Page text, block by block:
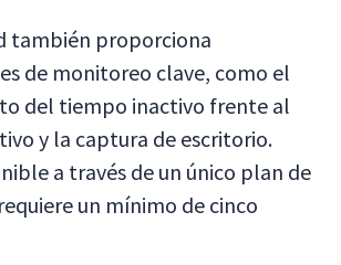
también proporciona
de monitoreo clave, como el
del tiempo inactivo frente al
y la captura de escritorio.
a través de un único plan de
un mínimo de cinco